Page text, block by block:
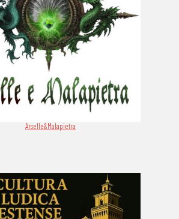
Arselle&Malapietra